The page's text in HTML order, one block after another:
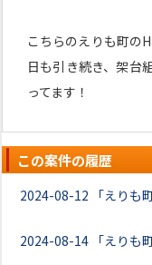
こちらのえりも町の
日も引き続き、架台
ってます！
この案件の履歴
2024-08-12 「えりも
2024-08-14 「えりも